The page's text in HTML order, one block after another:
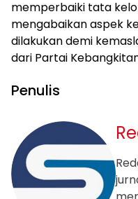
memperbaiki tata
mengabaikan aspek
dilakukan demi
dari Partai
Penulis